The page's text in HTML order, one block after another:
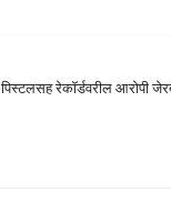
रेकॉर्डवरील आरोपी